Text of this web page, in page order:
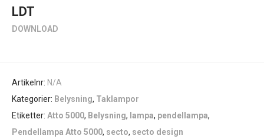
LDT
DOWNLOAD
Artikelnr: N/A
Kategorier: Belysning, Taklampor
Etiketter: Atto 5000, Belysning, lampa, pendellampa,
Pendellampa Atto 5000, secto, secto design